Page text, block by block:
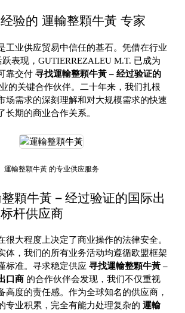
验的 運輸整顆牛黃 专家
工业供应贸易中信任的基石。凭借在行业
表现，GUTIERREZALEU M.T. 已成为
靠交付 寻找運輸整顆牛黃 – 经过验证的
的关键合作伙伴。二十年来，我们扎根
场需求的深刻理解和对大规模需求的快速
长期的商业合作关系。
運輸整顆牛黃 的专业供应服务
顆牛黃 – 经过验证的国际出
杆供应商
很大程度上决定了商业操作的法律安全。
体，我们的所有业务活动均遵循欧盟框架
标准。寻求稳定供应 寻找運輸整顆牛黃 –
口商 的合作伙伴会发现，我们不仅重视
高度的责任感。作为全球知名的供应商，
专业积累，完全有能力处理复杂的 運輸